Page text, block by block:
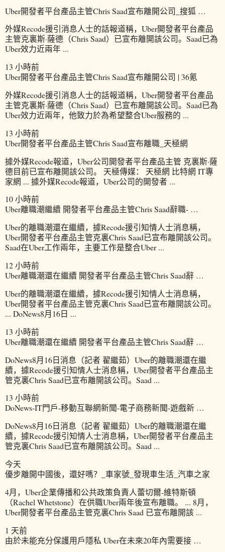
Uber開發者平台產品主管Chris Saad宣布離開公司_搜狐 …
外媒Recode援引消息人士的話報道稱，Uber開發者平台產品
主管克裏斯·薩德（Chris Saad）已宣布離開該公司。Saad已為
Uber效力近兩年 ...
13 小時前
Uber開發者平台產品主管Chris Saad宣布離開公司 | 36氪
外媒Recode援引消息人士的話報道稱，Uber開發者平台產品
主管克裏斯·薩德（Chris Saad）已宣布離開該公司。Saad已為
Uber效力近兩年，他致力於為希望整合Uber服務的 ...
13 小時前
Uber開發者平台產品主管Chris Saad宣布離職_天極網
據外媒Recode報道，Uber公司開發者平台產品主管 克裏斯·薩
德目前已宣布離開該公司。 天極傳媒： 天極網 比特網 IT專
家網 ... 據外媒Recode報道，Uber公司的開發者 ...
10 小時前
Uber離職潮繼續 開發者平台產品主管Chris Saad辭職- …
Uber的離職潮還在繼續，據Recode援引知情人士消息稱，
Uber開發者平台產品主管克裏Chris Saad已宣布離開該公司。
Saad在Uber工作兩年，主要工作是整合Uber ...
12 小時前
Uber離職潮還在繼續 開發者平台產品主管Chris Saad辭 …
Uber的離職潮還在繼續，據Recode援引知情人士消息稱，
Uber開發者平台產品主管克裏Chris Saad已宣布離開該公司。
... DoNews8月16日 ...
13 小時前
Uber離職潮還在繼續 開發者平台產品主管Chris Saad辭 …
DoNews8月16日消息（記者 翟繼茹）Uber的離職潮還在繼
續，據Recode援引知情人士消息稱，Uber開發者平台產品主
管克裏Chris Saad已宣布離開該公司。Saad ...
13 小時前
DoNews-IT門戶-移動互聯網新聞-電子商務新聞-遊戲新 …
DoNews8月16日消息（記者 翟繼茹）Uber的離職潮還在繼
續，據Recode援引知情人士消息稱，Uber開發者平台產品主
管克裏Chris Saad已宣布離開該公司。Saad ...
今天
優步離開中國後，還好嗎？_車家號_發現車生活_汽車之家
4月，Uber企業傳播和公共政策負責人蕾切爾-維特斯頓
（Rachel Whetstone）在供職Uber兩年後宣布離職。 ... 8月，
Uber開發者平台產品主管克裏Chris Saad 已宣布離開該 ...
1 天前
由於未能充分保護用戶隱私 Uber在未來20年內需要接 …